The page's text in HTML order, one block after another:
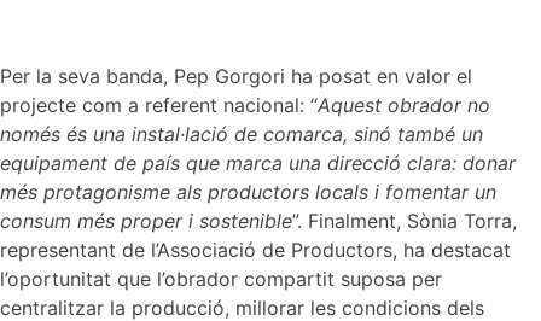
Per la seva banda, Pep Gorgori ha posat en valor el
projecte com a referent nacional: “Aquest obrador no
només és una instal·lació de comarca, sinó també un
equipament de país que marca una direcció clara: donar
més protagonisme als productors locals i fomentar un
consum més proper i sostenible”. Finalment, Sònia Torra,
representant de l’Associació de Productors, ha destacat
l’oportunitat que l’obrador compartit suposa per
centralitzar la producció, millorar les condicions dels